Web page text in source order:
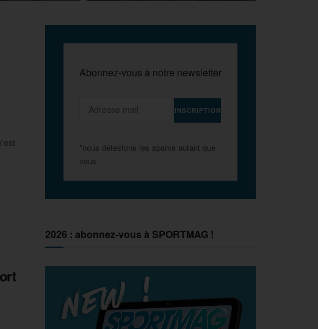
Abonnez-vous à notre newsletter
*nous détestons les spams autant que
vous
2026 : abonnez-vous à SPORTMAG !